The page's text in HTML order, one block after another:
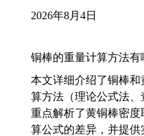
2026年8月4日
铜棒的重量计算方法有
本文详细介绍了铜棒
算方法（理论公式法、
重点解析了黄铜棒密度
算公式的差异，并提